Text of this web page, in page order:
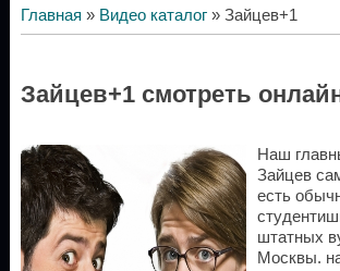
Главная » Видео каталог» Зайцев+1
Зайцев+1 смотреть
Наш
Зайцев
есть
штатных
Москвы.